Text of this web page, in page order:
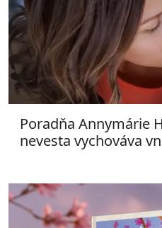
Poradňa Annymárie
nevesta vychováva